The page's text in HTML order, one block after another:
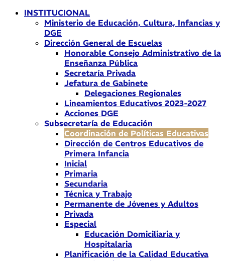
INSTITUCIONAL
Ministerio de Educación, Cultura, Infancias y
DGE
Dirección General de Escuelas
Honorable Consejo Administrativo de la
Enseñanza Pública
Secretaría Privada
Jefatura de Gabinete
Delegaciones Regionales
Lineamientos Educativos 2023-2027
Acciones DGE
Subsecretaría de Educación
Coordinación de Políticas Educativas
Dirección de Centros Educativos de
Primera Infancia
Inicial
Primaria
Secundaria
Técnica y Trabajo
Permanente de Jóvenes y Adultos
Privada
Especial
Educación Domiciliaria y
Hospitalaria
Planificación de la Calidad Educativa